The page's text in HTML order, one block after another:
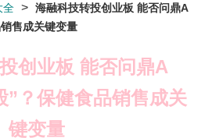
全 > 海融科技转投创业板 能否问鼎A
售成关键变量
创业板 能否问鼎A
”？保健食品销售成关
键变量